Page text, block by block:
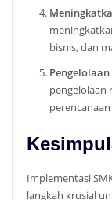
bisnis, dan
pengelolaan
Implementasi
langkah krusial